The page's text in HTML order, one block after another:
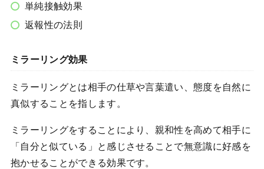
単純接触効果
返報性の法則
ミラーリング効果
ミラーリングとは相手の仕草や言葉遣い、態度を自然に
真似することを指します。
ミラーリングをすることにより、親和性を高めて相手に
「自分と似ている」と感じさせることで無意識に好感を
抱かせることができる効果です。